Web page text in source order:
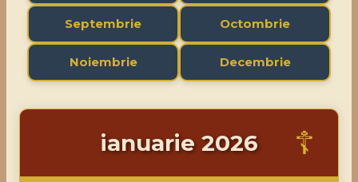
Septembrie Octombrie
Noiembrie Decembrie
ianuarie 2026